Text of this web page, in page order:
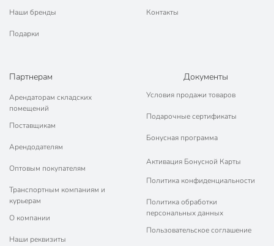
Наши бренды
Подарки
Контакты
Партнерам
Арендаторам складских
помещений
Поставщикам
Арендодателям
Оптовым покупателям
Транспортным компаниям и
курьерам
О компании
Наши реквизиты
Документы
Условия продажи товаров
Подарочные сертификаты
Бонусная программа
Активация Бонусной Карты
Политика конфиденциальности
Политика обработки
персональных данных
Пользовательское соглашение